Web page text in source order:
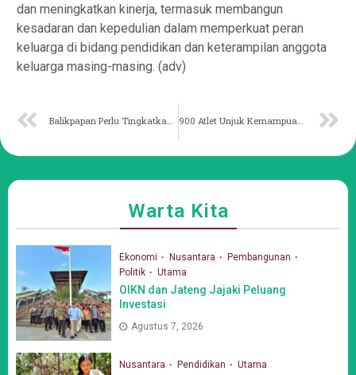
dan meningkatkan kinerja, termasuk membangun
kesadaran dan kepedulian dalam memperkuat peran
keluarga di bidang pendidikan dan keterampilan anggota
keluarga masing-masing. (adv)
Balikpapan Perlu Tingkatkan Infrastruktur Dukung Populasi dan Ekonomi 900 Atlet Unjuk Kemampuan di Kejuaraan 3 On 3 Piala Gubernur
Warta Kita
Ekonomi Nusantara
Pembangunan
Politik
Utama
OIKN dan Jateng Jajaki Peluang
Investasi
Agustus 7, 2026
Nusantara Pendidikan Utama